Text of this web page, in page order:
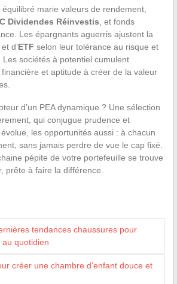
équilibré marie valeurs de rendement,
Dividendes Réinvestis , et fonds
Les épargnants aguerris ajustent la
et d’ETF selon leur tolérance au risque et
Les sociétés à potentiel cumulent
et aptitude à créer de la valeur
d’un PEA dynamique ? Une sélection
qui conjugue prudence et
les opportunités aussi : à chacun
sans jamais perdre de vue le cap fixé.
pépite de votre portefeuille se trouve
prête à faire la différence.
tendances chaussures pour
quotidien
créer une chambre d’enfant douce et